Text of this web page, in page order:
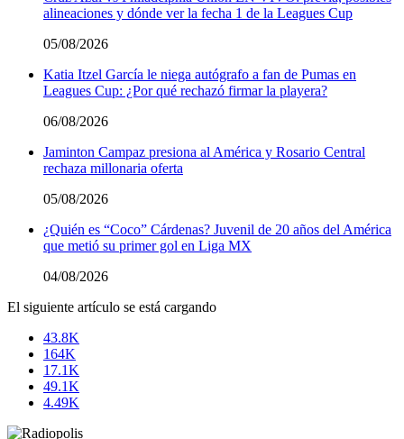
alineaciones y dónde ver la fecha 1 de la Leagues Cup
05/08/2026
Katia Itzel García le niega autógrafo a fan de Pumas en
Leagues Cup: ¿Por qué rechazó firmar la playera?
06/08/2026
Jaminton Campaz presiona al América y Rosario Central
rechaza millonaria oferta
05/08/2026
¿Quién es “Coco” Cárdenas? Juvenil de 20 años del América
que metió su primer gol en Liga MX
04/08/2026
El siguiente artículo se está cargando
43.8K
164K
17.1K
49.1K
4.49K